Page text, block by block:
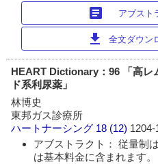
article アブスト
download 全文ダウン
HEART Dictionary：96 「高レ
ド系利尿薬」
林博史
東邦ガス診療所
ハートナーシング 18 (12) 1204-
アブストラクト： 従量制
は基本料金に含まれます。